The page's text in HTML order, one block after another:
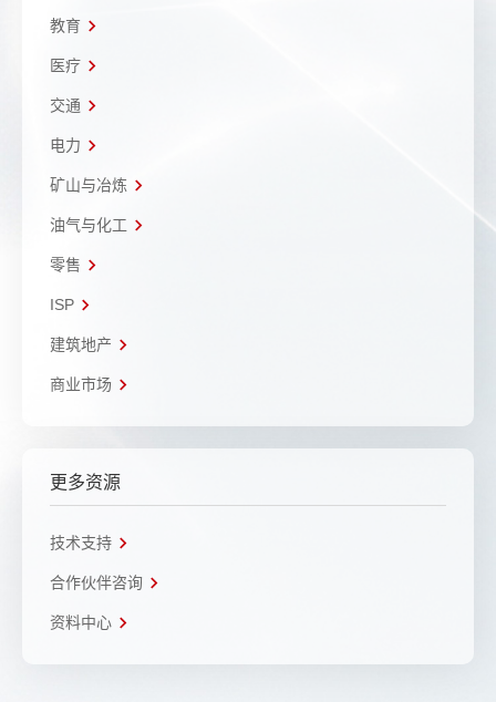
教育
医疗
交通
电力
矿山与冶炼
油气与化工
零售
ISP
建筑地产
商业市场
更多资源
技术支持
合作伙伴咨询
资料中心